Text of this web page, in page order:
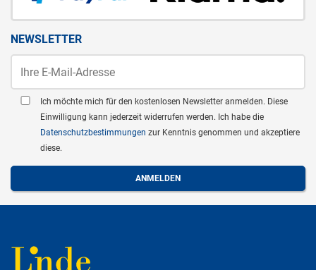
NEWSLETTER
Ich möchte mich für den kostenlosen Newsletter anmelden. Diese
Einwilligung kann jederzeit widerrufen werden. Ich habe die
Datenschutzbestimmungen zur Kenntnis genommen und akzeptiere
diese.